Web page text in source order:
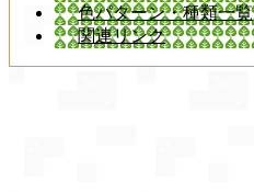
色パターン・種類一覧
関連リンク